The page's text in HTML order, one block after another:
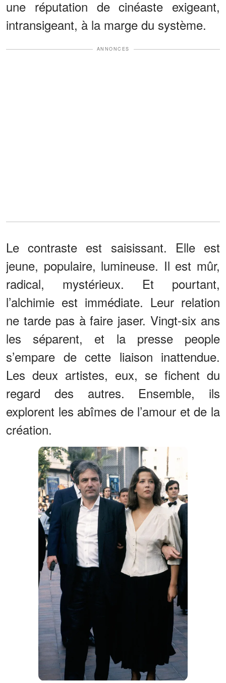
une réputation de cinéaste exigeant,
intransigeant, à la marge du système.
ANNONCES
Le contraste est saisissant. Elle est
jeune, populaire, lumineuse. Il est mûr,
radical, mystérieux. Et pourtant,
l’alchimie est immédiate. Leur relation
ne tarde pas à faire jaser. Vingt-six ans
les séparent, et la presse people
s’empare de cette liaison inattendue.
Les deux artistes, eux, se fichent du
regard des autres. Ensemble, ils
explorent les abîmes de l’amour et de la
création.